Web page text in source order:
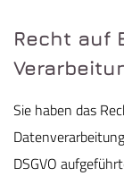
Recht auf
Sie haben das
DSGVO